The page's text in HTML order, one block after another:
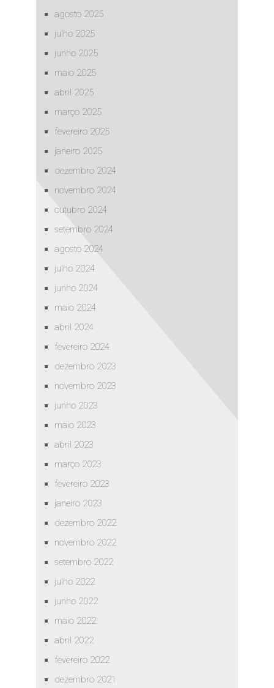
agosto 2025
julho 2025
junho 2025
maio 2025
abril 2025
março 2025
fevereiro 2025
janeiro 2025
dezembro 2024
novembro 2024
outubro 2024
setembro 2024
agosto 2024
julho 2024
junho 2024
maio 2024
abril 2024
fevereiro 2024
dezembro 2023
novembro 2023
junho 2023
maio 2023
abril 2023
março 2023
fevereiro 2023
janeiro 2023
dezembro 2022
novembro 2022
setembro 2022
julho 2022
junho 2022
maio 2022
abril 2022
fevereiro 2022
dezembro 2021